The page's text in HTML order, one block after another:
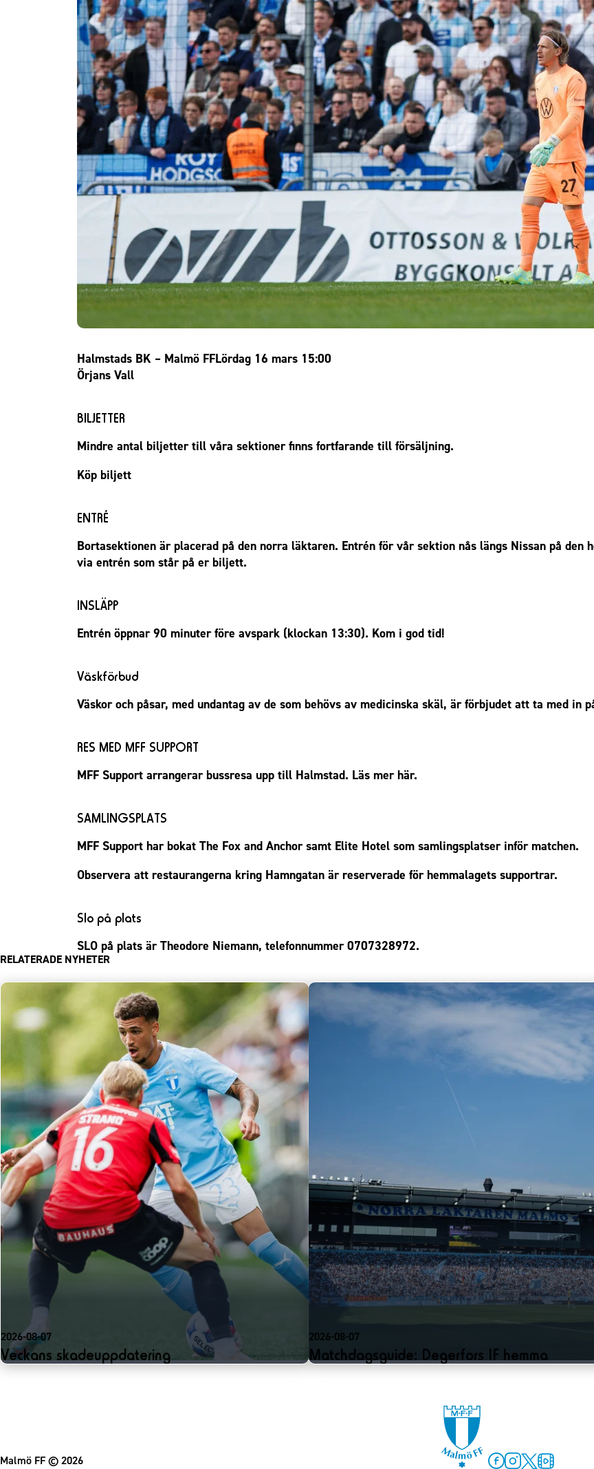
Om Malmö FF
Halmstads BK – Malmö FFLördag 16 mars 15:00
Örjans Vall
BILJETTER
Mindre antal biljetter till våra sektioner finns fortfarande till försäljning.
Köp biljett
ENTRÉ
Bortasektionen är placerad på den norra läktaren. Entrén för vår sektion nås längs Nissan på
via entrén som står på er biljett.
INSLÄPP
Entrén öppnar 90 minuter före avspark (klockan 13:30). Kom i god tid!
Väskförbud
Väskor och påsar, med undantag av de som behövs av medicinska skäl, är förbjudet att ta med in
RES MED MFF SUPPORT
MFF Support arrangerar bussresa upp till Halmstad. Läs mer här.
SAMLINGSPLATS
MFF Support har bokat The Fox and Anchorsamt Elite Hotel som samlingsplatser inför matchen.
Observera att restaurangerna kring Hamngatan är reserverade för hemmalagets supportrar.
Slo på plats
SLO på plats är Theodore Niemann, telefonnummer 0707328972.
RELATERADE NYHETER
2026-08-07
Veckans skadeuppdatering
2026-08-07
Matchdagsguide: Degerfors IF hemma
Malmö FF© 2026